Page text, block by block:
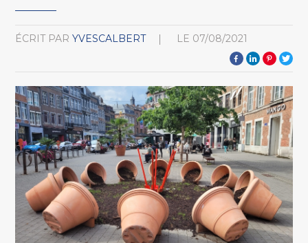
ÉCRIT PAR YVESCALBERT LE 07/08/2021